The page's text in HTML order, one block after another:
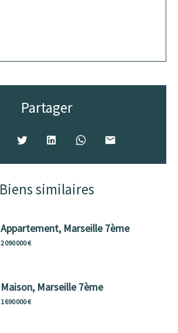
Partager
Biens similaires
Appartement, Marseille 7ème
2 090 000 €
Maison, Marseille 7ème
1 690 000 €